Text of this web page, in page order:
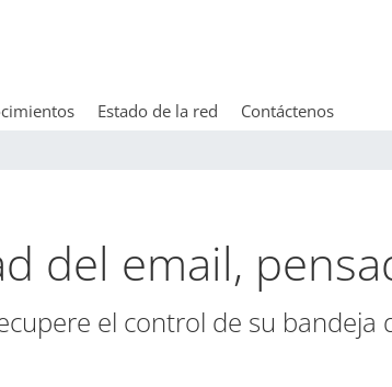
Estado de la red Contáctenos
del email,
el control de su bandeja